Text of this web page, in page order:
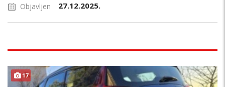
Objavljen 27.12.2025.
17